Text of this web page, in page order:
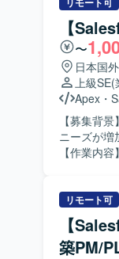
【
〜
日本国外
上級SE(
Apex ・
【募集背
ニーズが増
【作業内
る質疑応
す。 ・新
ていただ
す。 【求める人物像】 ・顧客とのコミュニケーションを通じて課題を整理し、自ら主体的に提
リモート可
【
築PM/